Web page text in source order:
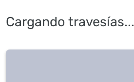
Cargando travesías...